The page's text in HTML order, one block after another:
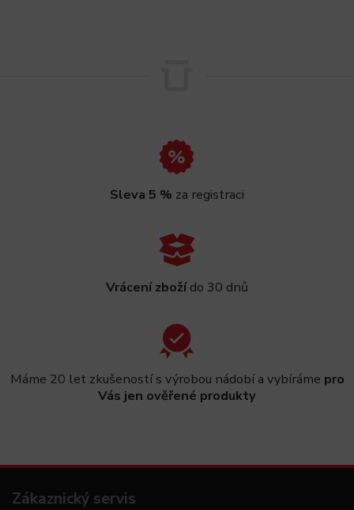
Sleva 5 % za registraci
Vrácení zbožído 30 dnů
Máme 20 let zkušeností s výrobou nádobí a vybíráme pro
Vás jen ověřené produkty
Zákaznický servis